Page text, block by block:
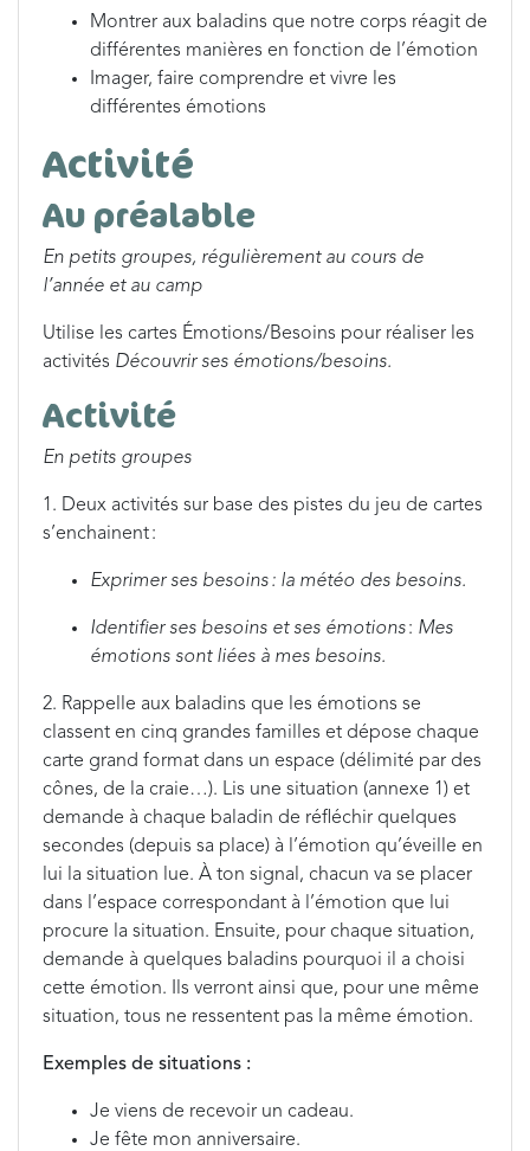
Montrer aux baladins que notre corps réagit de
différentes manières en fonction de l’émotion
Imager, faire comprendre et vivre les
différentes émotions
Activité
Au préalable
En petits groupes, régulièrement au cours de
l’année et au camp
Utilise les cartes Émotions/Besoins pour réaliser les
activités Découvrir ses émotions/besoins.
Activité
En petits groupes
1. Deux activités sur base des pistes du jeu de cartes
s’enchainent :
Exprimer ses besoins : la météo des besoins.
Identifier ses besoins et ses émotions: Mes
émotions sont liées à mes besoins.
2. Rappelle aux baladins que les émotions se
classent en cinq grandes familles et dépose chaque
carte grand format dans un espace (délimité par des
cônes, de la craie…). Lis une situation (annexe 1) et
demande à chaque baladin de réfléchir quelques
secondes (depuis sa place) à l’émotion qu’éveille en
lui la situation lue. À ton signal, chacun va se placer
dans l’espace correspondant à l’émotion que lui
procure la situation. Ensuite, pour chaque situation,
demande à quelques baladins pourquoi il a choisi
cette émotion. Ils verront ainsi que, pour une même
situation, tous ne ressentent pas la même émotion.
Exemples de situations :
Je viens de recevoir un cadeau.
Je fête mon anniversaire.